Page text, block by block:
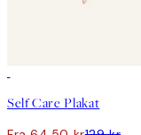
Self Care Plakat